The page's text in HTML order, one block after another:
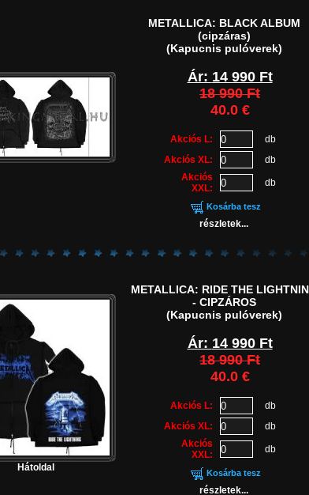
METALLICA: BLACK ALBUM
(cipzáras)
(Kapucnis pulóverek)
Ár: 14 990 Ft
18 990 Ft
40.0 €
Akciós L:
db
Akciós XL:
db
Akciós
XXL:
db
Kosárba tesz
részletek...
Hátoldal
METALLICA: RIDE THE
- CIPZÁROS
(Kapucnis pulóverek)
Ár: 14 990 Ft
18 990 Ft
40.0 €
Akciós L:
db
Akciós XL:
db
Akciós
XXL:
db
Kosárba tesz
részletek...